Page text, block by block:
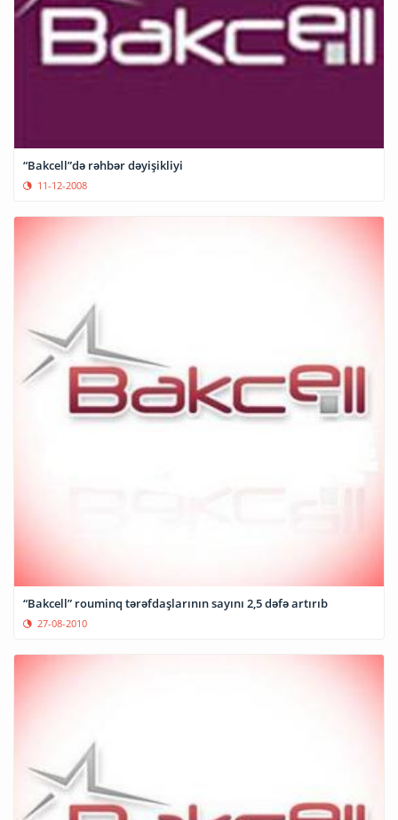
“Bakcell”də rəhbər dəyişikliyi
11-12-2008
“Bakcell” rouminq tərəfdaşlarının sayını 2,5 dəfə artırıb
27-08-2010